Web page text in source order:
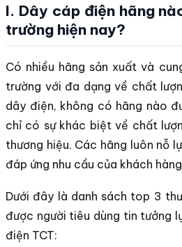
I. Dây cáp điện hãng
trường hiện nay?
Có nhiều hãng sản xuất và
trường với đa dạng về chất
dây điện, không có hãng nào
chỉ có sự khác biệt về chất
thương hiệu. Các hãng luôn nỗ
đáp ứng nhu cầu của khách
Dưới đây là danh sách top 3
được người tiêu dùng tin tưởng
điện TCT: